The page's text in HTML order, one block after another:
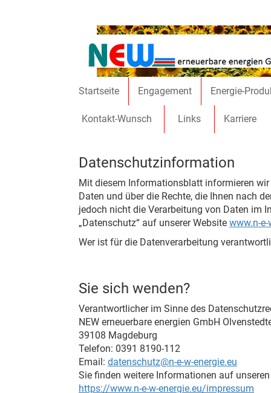
Startseite Engagement Energie-
Kontakt-Wunsch Links Karriere
Datenschutzinformation
Mit diesem Informationsblatt informieren wir
Daten und über die Rechte, die Ihnen nach
jedoch nicht die Verarbeitung von Daten im
„Datenschutz“ auf unserer Website www.n-e-
Wer ist für die Datenverarbeitung
Sie sich wenden?
Verantwortlicher im Sinne des
NEW erneuerbare energien GmbH
39108 Magdeburg
Telefon: 0391 8190-112
Email: datenschutz@n-e-w-energie.eu
Sie finden weitere Informationen auf
https://www.n-e-w-energie.eu/impressum